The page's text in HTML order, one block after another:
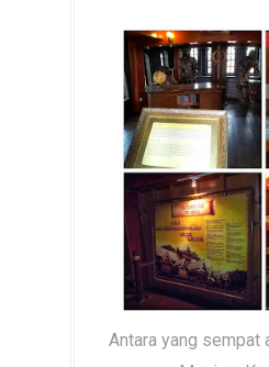
Antara yang sempat